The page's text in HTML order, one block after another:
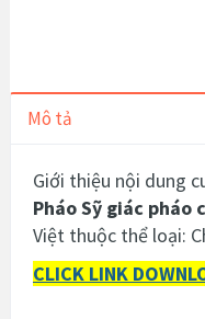
Mô tả
Giới thiệu nội dung
Pháo Sỹ giác pháo
Việt thuộc thể loại:
CLICK LINK